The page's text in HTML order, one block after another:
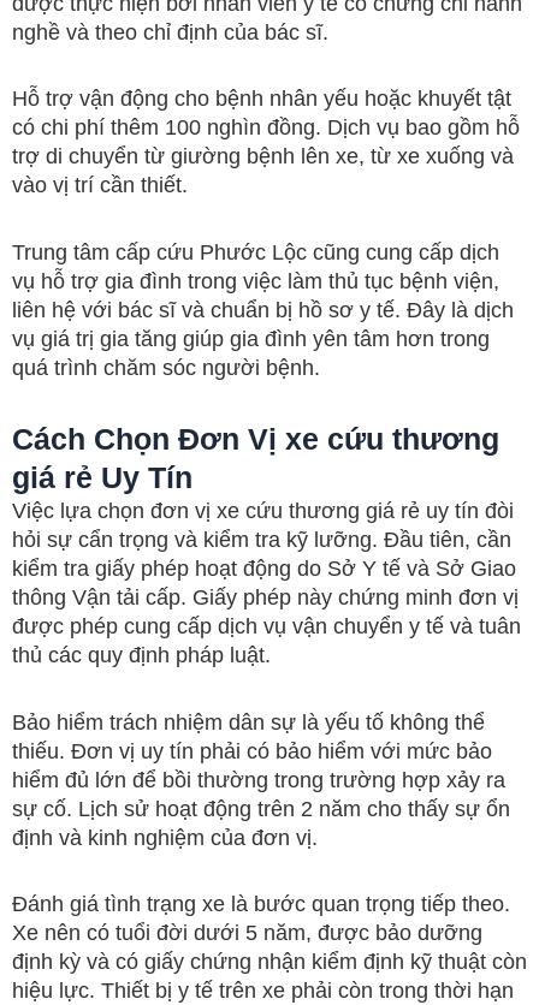
nghề và theo chỉ định của bác sĩ.
Hỗ trợ vận động cho bệnh nhân yếu hoặc khuyết tật
có chi phí thêm 100 nghìn đồng. Dịch vụ bao gồm hỗ
trợ di chuyển từ giường bệnh lên xe, từ xe xuống và
vào vị trí cần thiết.
Trung tâm cấp cứu Phước Lộc cũng cung cấp dịch
vụ hỗ trợ gia đình trong việc làm thủ tục bệnh viện,
liên hệ với bác sĩ và chuẩn bị hồ sơ y tế. Đây là dịch
vụ giá trị gia tăng giúp gia đình yên tâm hơn trong
quá trình chăm sóc người bệnh.
Cách Chọn Đơn Vị xe cứu thương
giá rẻ Uy Tín
Việc lựa chọn đơn vị xe cứu thương giá rẻ uy tín đòi
hỏi sự cẩn trọng và kiểm tra kỹ lưỡng. Đầu tiên, cần
kiểm tra giấy phép hoạt động do Sở Y tế và Sở Giao
thông Vận tải cấp. Giấy phép này chứng minh đơn vị
được phép cung cấp dịch vụ vận chuyển y tế và tuân
thủ các quy định pháp luật.
Bảo hiểm trách nhiệm dân sự là yếu tố không thể
thiếu. Đơn vị uy tín phải có bảo hiểm với mức bảo
hiểm đủ lớn để bồi thường trong trường hợp xảy ra
sự cố. Lịch sử hoạt động trên 2 năm cho thấy sự ổn
định và kinh nghiệm của đơn vị.
Đánh giá tình trạng xe là bước quan trọng tiếp theo.
Xe nên có tuổi đời dưới 5 năm, được bảo dưỡng
định kỳ và có giấy chứng nhận kiểm định kỹ thuật còn
hiệu lực. Thiết bị y tế trên xe phải còn trong thời hạn